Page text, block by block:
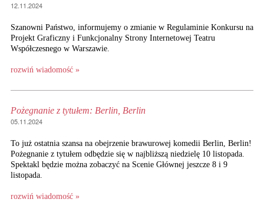
12.11.2024
Szanowni Państwo, informujemy o zmianie w Regulaminie Konkursu na
Projekt Graficzny i Funkcjonalny Strony Internetowej Teatru
Współczesnego w Warszawie.
rozwiń wiadomość »
Pożegnanie z tytułem: Berlin, Berlin
05.11.2024
To już ostatnia szansa na obejrzenie brawurowej komedii Berlin, Berlin!
Pożegnanie z tytułem odbędzie się w najbliższą niedzielę 10 listopada.
Spektakl będzie można zobaczyć na Scenie Głównej jeszcze 8 i 9
listopada.
rozwiń wiadomość »